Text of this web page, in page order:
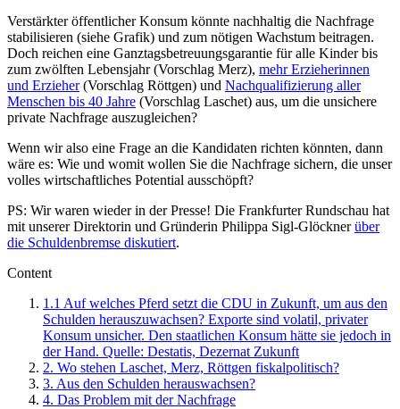
Verstärkter öffentlicher Konsum könnte nachhaltig die Nachfrage
stabilisieren (siehe Grafik) und zum nötigen Wachstum beitragen.
Doch reichen eine Ganztagsbetreuungsgarantie für alle Kinder bis
zum zwölften Lebensjahr (Vorschlag Merz), mehr Erzieherinnen
und Erzieher(Vorschlag Röttgen) und Nachqualifizierung aller
Menschen bis 40 Jahre (Vorschlag Laschet) aus, um die unsichere
private Nachfrage auszugleichen?
Wenn wir also eine Frage an die Kandidaten richten könnten, dann
wäre es: Wie und womit wollen Sie die Nachfrage sichern, die unser
volles wirtschaftliches Potential ausschöpft?
PS: Wir waren wieder in der Presse! Die Frankfurter Rundschau hat
mit unserer Direktorin und Gründerin Philippa Sigl-Glöcknerüber
die Schuldenbremse diskutiert.
Content
1.1 Auf welches Pferd setzt die CDU in Zukunft, um aus den
Schulden herauszuwachsen? Exporte sind volatil, privater
Konsum unsicher. Den staatlichen Konsum hätte sie jedoch in
der Hand. Quelle: Destatis, Dezernat Zukunft
2. Wo stehen Laschet, Merz, Röttgen fiskalpolitisch?
3. Aus den Schulden herauswachsen?
4. Das Problem mit der Nachfrage